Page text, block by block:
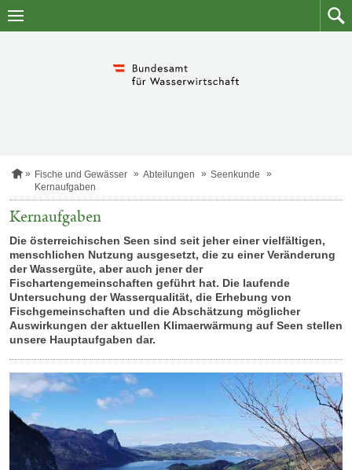
Zum
Zum
S
a
r
t
s
i
t
e
Fische und Gewässer Abteilungen
Seenkunde
Kernaufgaben
Kernaufgaben
Die österreichischen Seen sind seit jeher einer vielfältigen,
menschlichen Nutzung ausgesetzt, die zu einer Veränderung
der Wassergüte, aber auch jener der
Fischartengemeinschaften geführt hat. Die laufende
Untersuchung der Wasserqualität, die Erhebung von
Fischgemeinschaften und die Abschätzung möglicher
Auswirkungen der aktuellen Klimaerwärmung auf Seen stellen
unsere Hauptaufgaben dar.